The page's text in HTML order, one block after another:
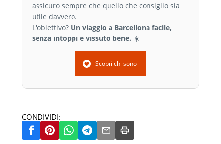
assicuro sempre che quello che consiglio sia
utile davvero.
L'obiettivo? Un viaggio a Barcellona facile,
senza intoppi e vissuto bene. ☀️
Scopri chi sono
CONDIVIDI: